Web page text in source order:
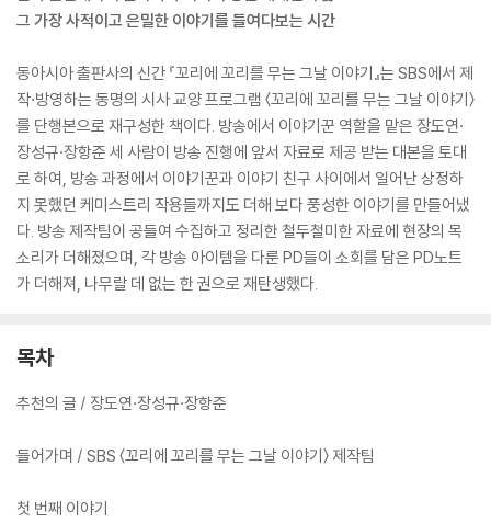
그 가장 사적이고 은밀한 이야기를 들여다보는 시간
동아시아 출판사의 신간 『꼬리에 꼬리를 무는 그날 이야기』는 SBS에서 제
작·방영하는 동명의 시사 교양 프로그램 〈꼬리에 꼬리를 무는 그날 이야기〉
를 단행본으로 재구성한 책이다. 방송에서 이야기꾼 역할을 맡은 장도연·
장성규·장항준 세 사람이 방송 진행에 앞서 자료로 제공 받는 대본을 토대
로 하여, 방송 과정에서 이야기꾼과 이야기 친구 사이에서 일어난 상정하
지 못했던 케미스트리 작용들까지도 더해 보다 풍성한 이야기를 만들어냈
다. 방송 제작팀이 공들여 수집하고 정리한 철두철미한 자료에 현장의 목
소리가 더해졌으며, 각 방송 아이템을 다룬 PD들이 소회를 담은 PD노트
가 더해져, 나무랄 데 없는 한 권으로 재탄생했다.
목차
추천의 글 / 장도연·장성규·장항준
들어가며 / SBS 〈꼬리에 꼬리를 무는 그날 이야기〉 제작팀
첫 번째 이야기